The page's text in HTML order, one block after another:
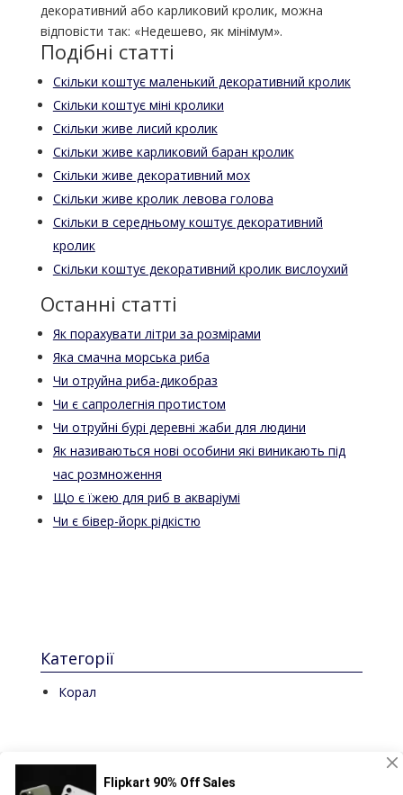
декоративний або карликовий кролик, можна
відповісти так: «Недешево, як мінімум».
Подібні статті
Скільки коштує маленький декоративний кролик
Скільки коштує міні кролики
Скільки живе лисий кролик
Скільки живе карликовий баран кролик
Скільки живе декоративний мох
Скільки живе кролик левова голова
Скільки в середньому коштує декоративний
кролик
Скільки коштує декоративний кролик вислоухий
Останні статті
Як порахувати літри за розмірами
Яка смачна морська риба
Чи отруйна риба-дикобраз
Чи є сапролегнія протистом
Чи отруйні бурі деревні жаби для людини
Як називаються нові особини які виникають під
час розмноження
Що є їжею для риб в акваріумі
Чи є бівер-йорк рідкістю
Категорії
Корал